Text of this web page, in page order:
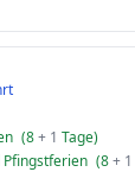
(8+ 1 Tage)
(8+ 1